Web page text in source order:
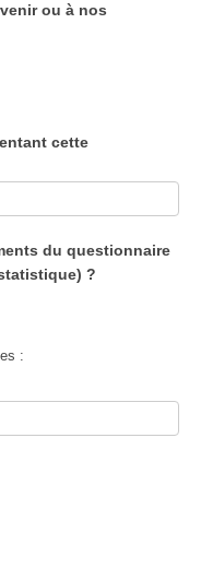
ou à nos
cette
du questionnaire
?
: